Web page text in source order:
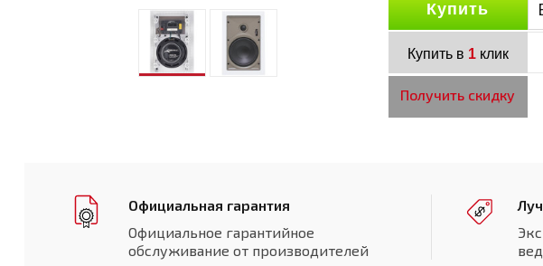
Купить
Купить в 1клик
Получить скидку
Официальная гарантия
Официальное гарантийное
обслуживание от производителей